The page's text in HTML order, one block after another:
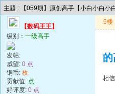
主题 : 【059期】原创高手【小白小白小
【数码王王】
级别： 一级高手
发帖:
威望: 0 点
铜币: 枚
贡献值: 点
好评度: 0 点
5楼
相